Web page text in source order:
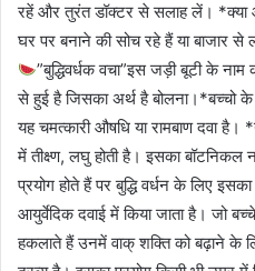
रहें और तुरंत डॉक्टर से सलाह लें। *क्या
घर पर बनाने की सोच रहे हैं या बाजार से
”बुद्धिवर्धक वचा”इस जड़ी बूटी के
से हुई है जिसका अर्थ है बोलना।*बच्चो
यह चमत्कारी औषधि या रामबाण दवा है।
में तीक्ष्ण, लघु होती है। इसका
प्रयोग होते हैं पर बुद्धि वर्धन के लिए
आयुर्वेदिक दवाई में किया जाता है। जो
हकलाते हैं उनमें वाक् शक्ति को बढ़ाने के